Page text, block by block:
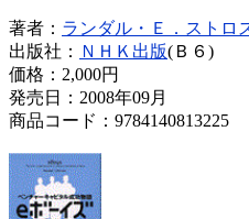
著者： ランダル・Ｅ．ストロ
出版社：
ＮＨＫ出版(Ｂ６)
価格： 2,000円
発売日：2008年09月
商品コード：9784140813225